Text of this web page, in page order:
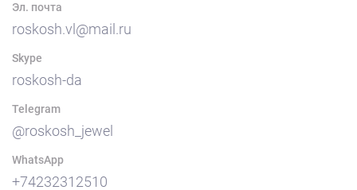
Эл. почта
roskosh.vl@mail.ru
Skype
roskosh-da
Telegram
@roskosh_jewel
WhatsApp
+74232312510